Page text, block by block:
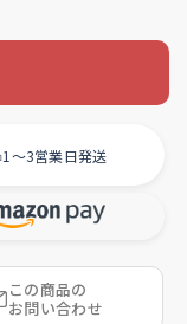
1〜3営業日発送
この商品の
お問い合わせ